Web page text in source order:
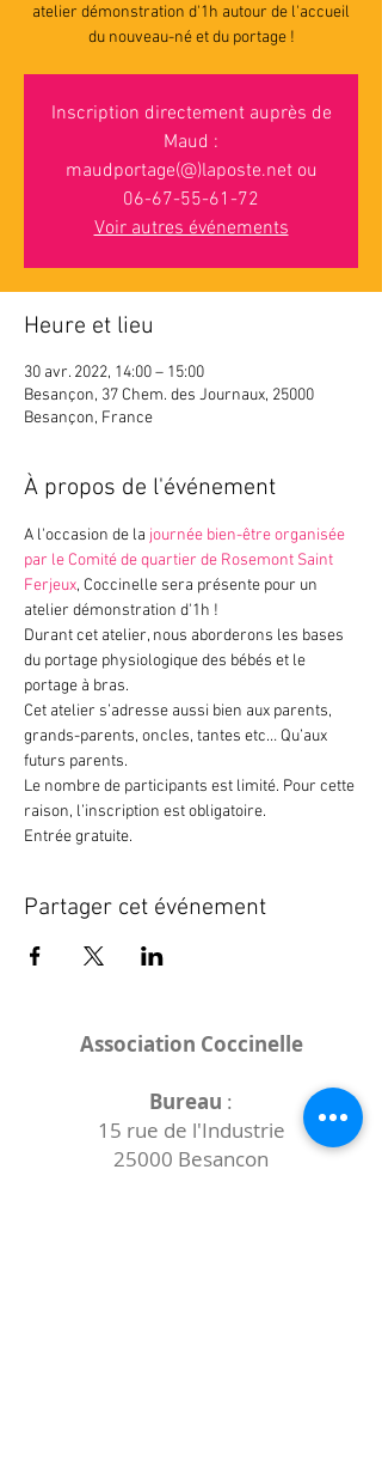
atelier démonstration d'1h autour de l'accueil
du nouveau-né et du portage !
Inscription directement auprès de
Maud :
maudportage(@)laposte.net ou
06-67-55-61-72
Voir autres événements
Heure et lieu
30 avr. 2022, 14:00 – 15:00
Besançon, 37 Chem. des Journaux, 25000
Besançon, France
À propos de l'événement
A l'occasion de la journée bien-être organisée
par le Comité de quartier de Rosemont Saint
Ferjeux, Coccinelle sera présente pour un
atelier démonstration d'1h !
Durant cet atelier, nous aborderons les bases
du portage physiologique des bébés et le
portage à bras.
Cet atelier s’adresse aussi bien aux parents,
grands-parents, oncles, tantes etc… Qu’aux
futurs parents.
Le nombre de participants est limité. Pour cette
raison, l’inscription est obligatoire.
Entrée gratuite.
Partager cet événement
Association Coccinelle
Bureau :
15 rue de l'Industrie
25000 Besançon